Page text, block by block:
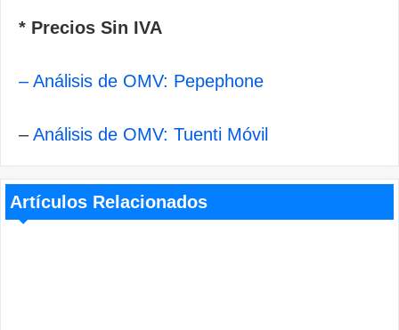
* Precios Sin IVA
– Análisis de OMV: Pepephone
– Análisis de OMV: Tuenti Móvil
Artículos Relacionados